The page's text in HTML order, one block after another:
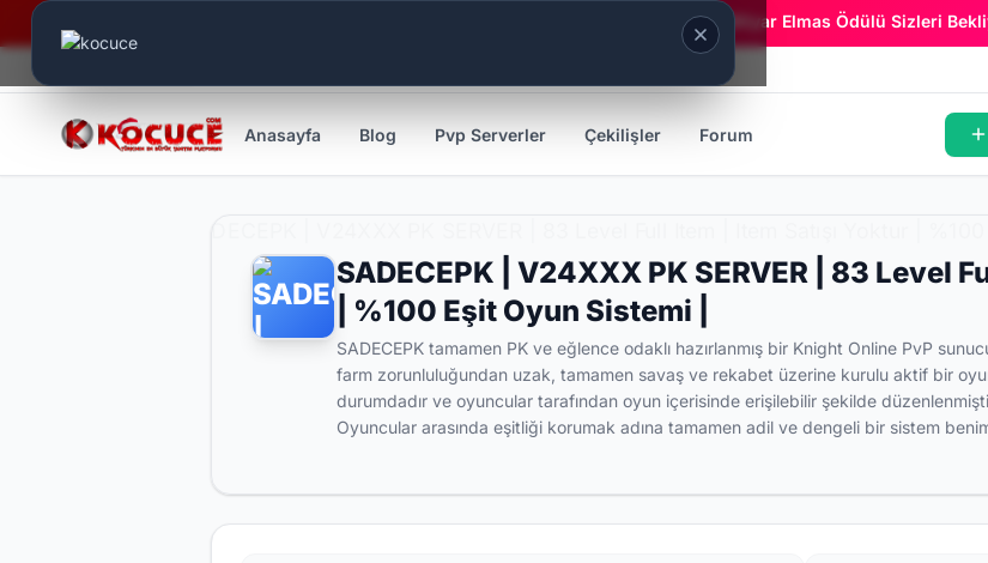
Era Online - 2 Milyar Elmas Ödülü Sizleri
Anasayfa Blog Pvp Serverler Çekilişler Forum
SADECEPK | V24XXX PK SERVER | 83 Level
| %100 Eşit Oyun Sistemi |
SADECEPK tamamen PK ve eğlence odaklı hazırlanmış bir Knight Online PvP
farm zorunluluğundan uzak, tamamen savaş ve rekabet üzerine kurulu aktif bir
durumdadır ve oyuncular tarafından oyun içerisinde erişilebilir şekilde
Oyuncular arasında eşitliği korumak adına tamamen adil ve dengeli bir sistem